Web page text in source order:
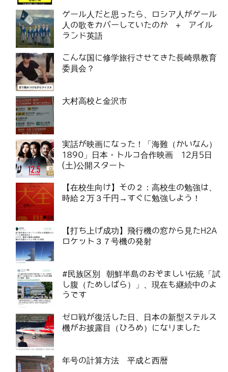
ゲール人だと思ったら、ロシア人がゲール
人の歌をカバーしていたのか ＋ アイル
ランド英語
こんな国に修学旅行させてきた長崎県教育
委員会？
大村高校と金沢市
実話が映画になった！「海難（かいなん）
1890」日本・トルコ合作映画 12月5日
(土)公開スタート
【在校生向け】その２：高校生の勉強は、
時給２万３千円→すぐに勉強しよう！
【打ち上げ成功】飛行機の窓から見たH2A
ロケット３７号機の発射
#民族区別 朝鮮半島のおぞましい伝統「試
し腹（ためしばら）」、現在も継続中のよ
うです
ゼロ戦が復活した日、日本の新型ステルス
機がお披露目（ひろめ）になりました
年号の計算方法 平成と西暦